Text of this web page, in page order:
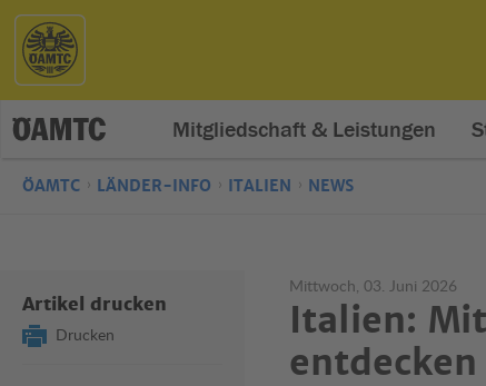
Mitgliedschaft & Leistungen
ÖAMTC LÄNDER-INFO ITALIEN NEWS
Artikel drucken
Drucken
Mittwoch, 03. Juni 2026
Italien:
entdecken